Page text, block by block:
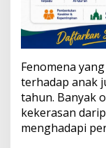
n
a
l
A
a
k
Fenomena
terhadap anak
tahun. Banyak
kekerasan
menghadapi